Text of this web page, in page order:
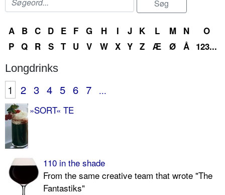
A B C D E F G H I J K L M N
O
P Q R S T U V W X Y Z Æ Ø Å 123...
Longdrinks
1 2 3 4 5 6 7
...
»SORT« TE
110 in the shade
From the same creative team that wrote "The
Fantastiks"